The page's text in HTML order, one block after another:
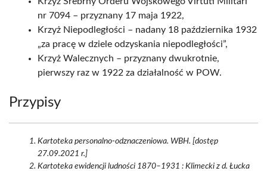
nr 7094 – przyznany 17 maja 1922,
Krzyż Niepodległości – nadany 18 października 1932
„za pracę w dziele odzyskania niepodległości”,
Krzyż Walecznych – przyznany dwukrotnie,
pierwszy raz w 1922 za działalność w POW.
Przypisy
Kartoteka personalno-odznaczeniowa. WBH. [dostęp
27.09.2021 r.]
Kartoteka ewidencji ludności 1870–1931 : Klimecki z d. Łucka